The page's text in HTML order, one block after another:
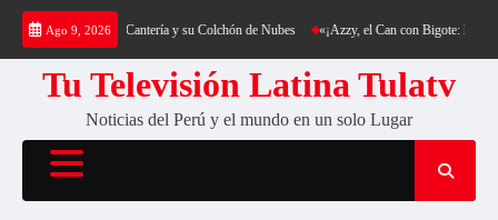
Saltar
contenido
Ago 9, 2026
Trekking al Cerro Cantería y su Colchón de Nubes «¡Azzy, el Can con Bigote: La
Tu Televisión Latina Tulatv
Noticias del Perú y el mundo en un solo Lugar